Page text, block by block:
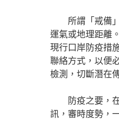
所謂「戒備」
運氣或地理距離
現行口岸防疫措
聯絡方式，以便
檢測，切斷潛在
防疫之要，在
訊，審時度勢，